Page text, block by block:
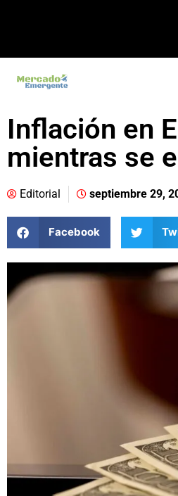
Inflación en
mientras se
Editorial septiembre 29,
Facebook